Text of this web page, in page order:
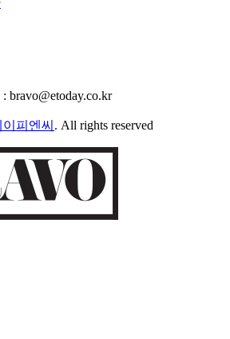
피엔씨 . All rights reserved